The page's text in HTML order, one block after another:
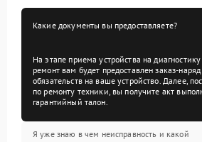
Какие документы вы предоставляете?
На этапе приема устройства на
ремонт вам будет предоставлен заказ-
обязательств на ваше устройство. Далее,
по ремонту техники, вы получите акт
гарантийный талон.
Я уже знаю в чем неисправность и какой